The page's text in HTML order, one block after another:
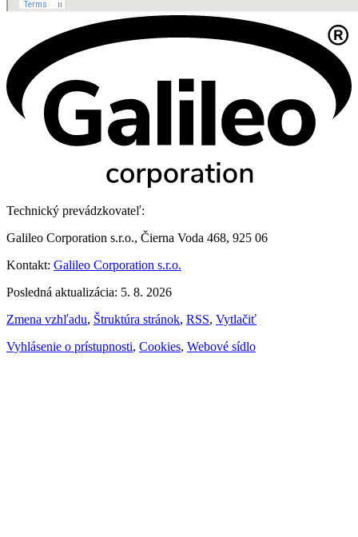
Technický prevádzkovateľ:
Galileo Corporation s.r.o., Čierna Voda 468, 925 06
Kontakt: Galileo Corporation s.r.o.
Posledná aktualizácia: 5. 8. 2026
Zmena vzhľadu, Štruktúra stránok, RSS, Vytlačiť
Vyhlásenie o prístupnosti, Cookies, Webové sídlo